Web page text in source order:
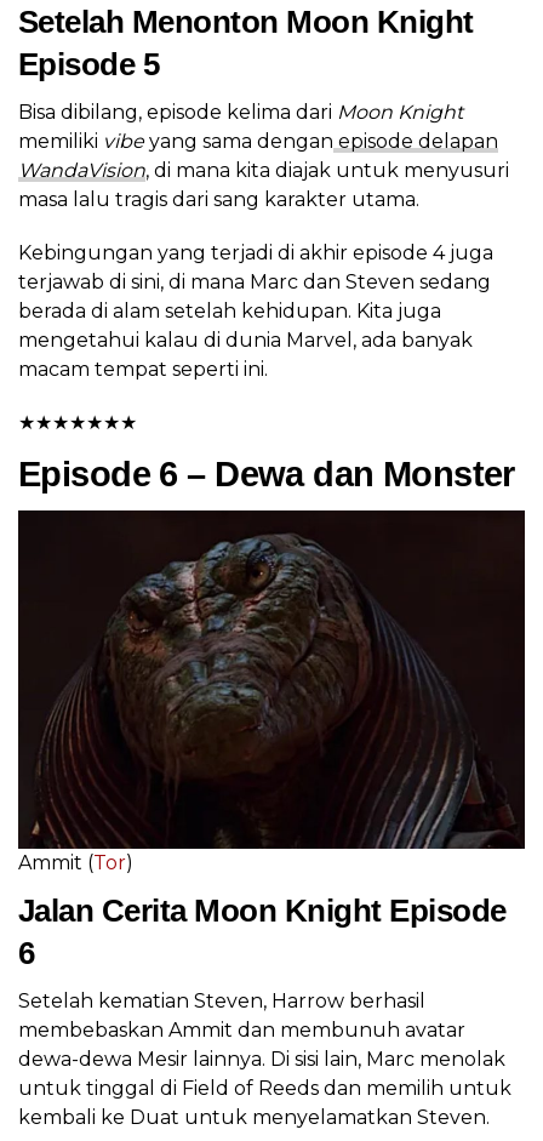
Setelah Menonton Moon Knight
Episode 5
Bisa dibilang, episode kelima dari Moon Knight
memiliki vibeyang sama dengan episode delapan
WandaVision, di mana kita diajak untuk menyusuri
masa lalu tragis dari sang karakter utama.
Kebingungan yang terjadi di akhir episode 4 juga
terjawab di sini, di mana Marc dan Steven sedang
berada di alam setelah kehidupan. Kita juga
mengetahui kalau di dunia Marvel, ada banyak
macam tempat seperti ini.
★★★★★★★
Episode 6 – Dewa dan Monster
Ammit (Tor)
Jalan Cerita Moon Knight Episode
6
Setelah kematian Steven, Harrow berhasil
membebaskan Ammit dan membunuh avatar
dewa-dewa Mesir lainnya. Di sisi lain, Marc menolak
untuk tinggal di Field of Reeds dan memilih untuk
kembali ke Duat untuk menyelamatkan Steven.